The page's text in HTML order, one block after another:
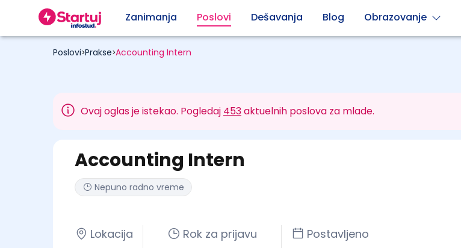
Zanimanja Poslovi Dešavanja Blog Obrazovanje
Poslovi>Prakse>Accounting Intern
Ovaj oglas je istekao. Pogledaj 453aktuelnih poslova za mlade.
Accounting Intern
Lokacija
Rok za prijavu
Postavljeno
Nepuno radno vreme